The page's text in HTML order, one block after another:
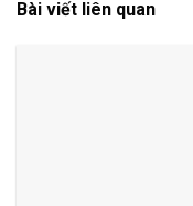
Bài viết liên quan